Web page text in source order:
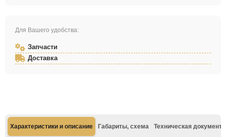
Для Вашего удобства:
Запчасти
Доставка
Характеристики и описание Габариты, схема Техническая